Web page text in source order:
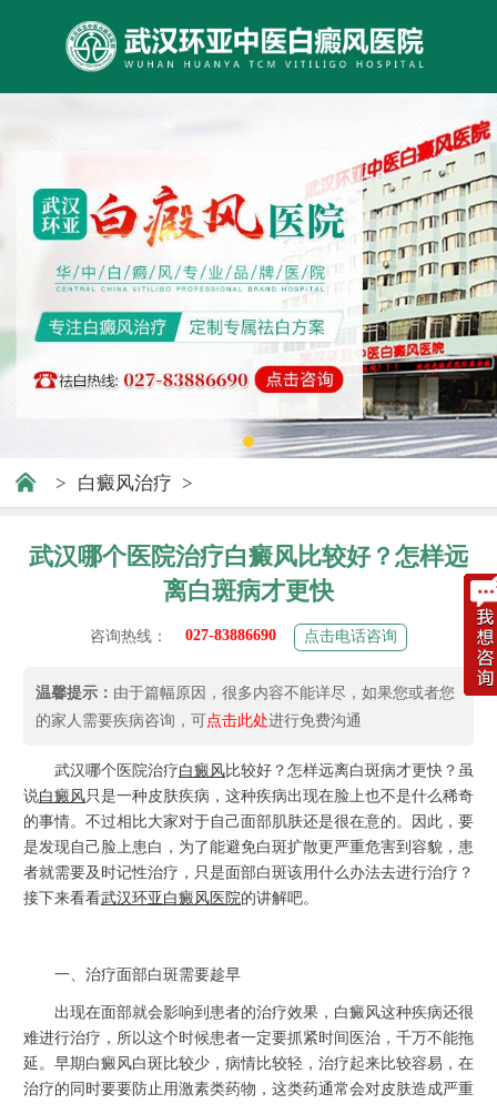
> 白癜风治疗 >
武汉哪个医院治疗白癜风比较好？怎样远
离白斑病才更快
咨询热线： 027-83886690 点击电话咨询
温馨提示： 由于篇幅原因，很多内容不能详尽，如果您或者您
的家人需要疾病咨询，可点击此处进行免费沟通
武汉哪个医院治疗白癜风比较好？怎样远离白斑病才更快？虽
说白癜风只是一种皮肤疾病，这种疾病出现在脸上也不是什么稀奇
的事情。不过相比大家对于自己面部肌肤还是很在意的。因此，要
是发现自己脸上患白，为了能避免白斑扩散更严重危害到容貌，患
者就需要及时记性治疗，只是面部白斑该用什么办法去进行治疗？
接下来看看武汉环亚白癜风医院的讲解吧。
一、治疗面部白斑需要趁早
出现在面部就会影响到患者的治疗效果，白癜风这种疾病还很
难进行治疗，所以这个时候患者一定要抓紧时间医治，千万不能拖
延。早期白癜风白斑比较少，病情比较轻，治疗起来比较容易，在
治疗的同时要要防止用激素类药物，这类药通常会对皮肤造成严重